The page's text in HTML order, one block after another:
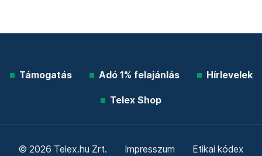
Támogatás Adó 1% felajánlás Hírlevelek
Telex Shop
© 2026 Telex.hu Zrt. Impresszum Etikai kódex